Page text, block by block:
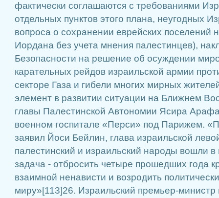
фактически соглашаются с требованиями
отдельных пунктов это­го плана, неугодных
вопроса о сохранении еврейских поселений
Иордана без учета мнения палестинцев),
Безопасности на решение об осуждении
карательных рейдов израильской армии
секторе Газа и гибели многих мирных
элемент в развитии ситуации на Ближнем
главы Палестинской Автономии Ясира
во­енном госпитале «Перси» под Парижем.
заявил Йоси Бейлин, глава израильской
палестинский и изра­ильский народы вошли в
задача - отбросить четыре прошедших года
взаимной ненависти и возродить
миру»[113]26. Изра­ильский премьер-